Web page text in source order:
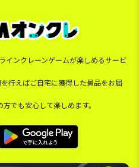
インクレーンゲームが楽しめるサービ
行えばご自宅に獲得した景品をお届
でも安心して楽しめます。